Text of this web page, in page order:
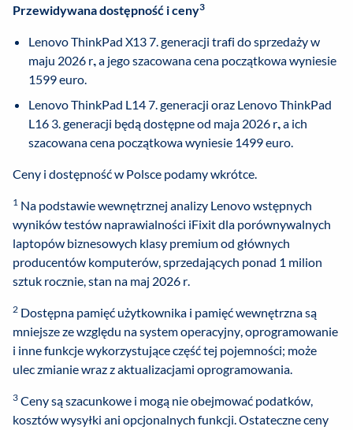
Przewidywana dostępność i ceny3
Lenovo ThinkPad X13 7. generacji trafi do sprzedaży w
maju 2026 r., a jego szacowana cena początkowa wyniesie
1599 euro.
Lenovo ThinkPad L14 7. generacji oraz Lenovo ThinkPad
L16 3. generacji będą dostępne od maja 2026 r., a ich
szacowana cena początkowa wyniesie 1499 euro.
Ceny i dostępność w Polsce podamy wkrótce.
1 Na podstawie wewnętrznej analizy Lenovo wstępnych
wyników testów naprawialności iFixit dla porównywalnych
laptopów biznesowych klasy premium od głównych
producentów komputerów, sprzedających ponad 1 milion
sztuk rocznie, stan na maj 2026 r.
2 Dostępna pamięć użytkownika i pamięć wewnętrzna są
mniejsze ze względu na system operacyjny, oprogramowanie
i inne funkcje wykorzystujące część tej pojemności; może
ulec zmianie wraz z aktualizacjami oprogramowania.
3 Ceny są szacunkowe i mogą nie obejmować podatków,
kosztów wysyłki ani opcjonalnych funkcji. Ostateczne ceny